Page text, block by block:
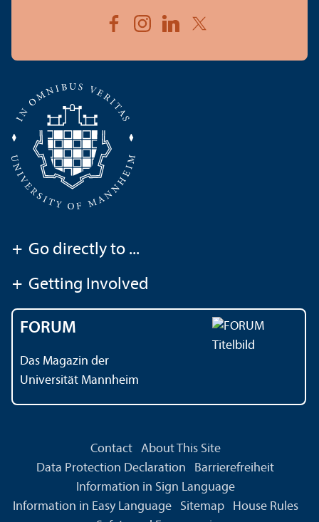
+ Go directly to ...
+ Getting Involved
FORUM
Das Magazin der
Universität Mannheim
Contact
About This Site
Data Protection Declaration
Barrierefreiheit
Information in Sign Language
Information in Easy Language
Sitemap
House Rules